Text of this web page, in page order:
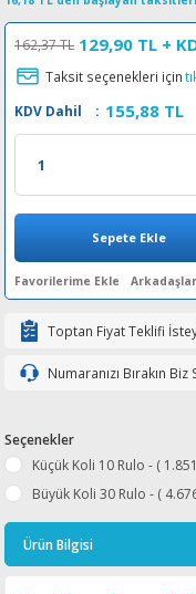
Ribon
CP
Pro
162,37 TL 129,90 TL +
Taksit seçenekleri için
KDV Dahil
: 155,88 TL
Sepete Ekle
Toptan Fiyat Teklifi
Numaranızı Bırakın Biz
Seçenekler
Küçük Koli 10 Rulo - (
Büyük Koli 30 Rulo - (
Ürün Bilgisi